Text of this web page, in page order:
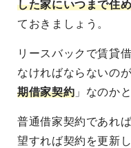
した家にいつまで住
ておきましょう。
リースバックで賃貸
なければならないの
期借家契約 」なのか
普通借家契約であれ
望すれば契約を更新